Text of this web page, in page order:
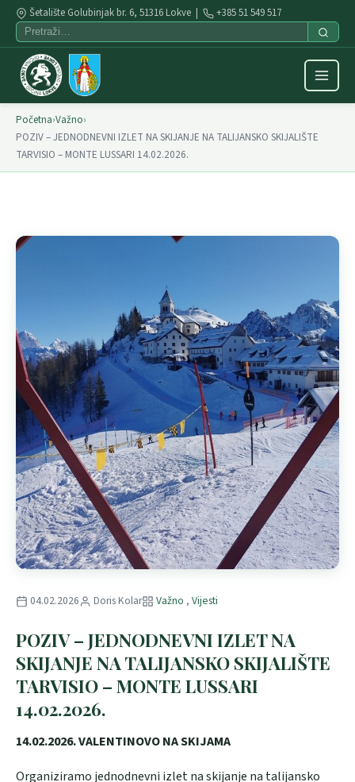
Šetalište Golubinjak br. 6, 51316 Lokve | +385 51 549 517
Početna›Važno›
POZIV – JEDNODNEVNI IZLET NA SKIJANJE NA TALIJANSKO SKIJALIŠTE
TARVISIO – MONTE LUSSARI 14.02.2026.
04.02.2026 Doris Kolar Važno , Vijesti
POZIV – JEDNODNEVNI IZLET NA
SKIJANJE NA TALIJANSKO SKIJALIŠTE
TARVISIO – MONTE LUSSARI
14.02.2026.
14.02.2026. VALENTINOVO NA SKIJAMA
Organiziramo jednodnevni izlet na skijanje na talijansko